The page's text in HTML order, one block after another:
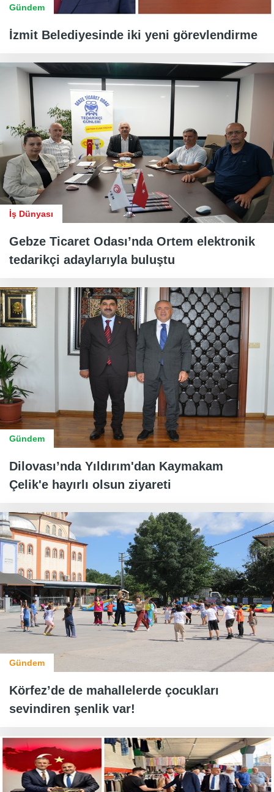
Gündem
İzmit Belediyesinde iki yeni görevlendirme
İş Dünyası
Gebze Ticaret Odası’nda Ortem elektronik
tedarikçi adaylarıyla buluştu
Gündem
Dilovası’nda Yıldırım'dan Kaymakam
Çelik'e hayırlı olsun ziyareti
Gündem
Körfez’de de mahallelerde çocukları
sevindiren şenlik var!